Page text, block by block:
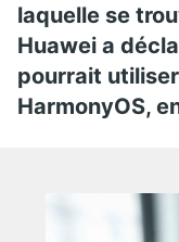
laquelle se
Huawei a
pourrait
HarmonyOS,